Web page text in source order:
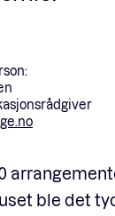
ble det